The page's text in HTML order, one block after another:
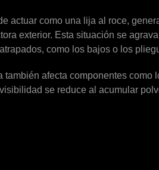
actuar como una lija al roce,
exterior. Esta situación se
como los bajos o los
afecta componentes como
se reduce al acumular